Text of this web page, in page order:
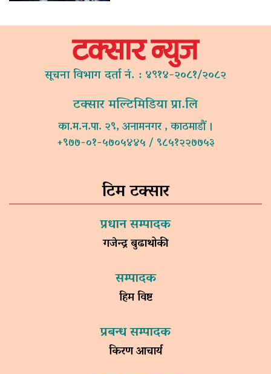
सूचना विभाग दर्ता नं. : ४९१४-२०८१/२०८२
टक्सार मल्टिमिडिया प्रा.लि
का.म.न.पा. २९, अनामनगर , काठमाडौं ।
+९७७-०१-५७०५४४५ / ९८५१२२७७५३
टिम टक्सार
प्रधान सम्पादक
गजेन्द्र बुढाथोकी
सम्पादक
हिम विष्ट
प्रबन्ध सम्पादक
किरण आचार्य